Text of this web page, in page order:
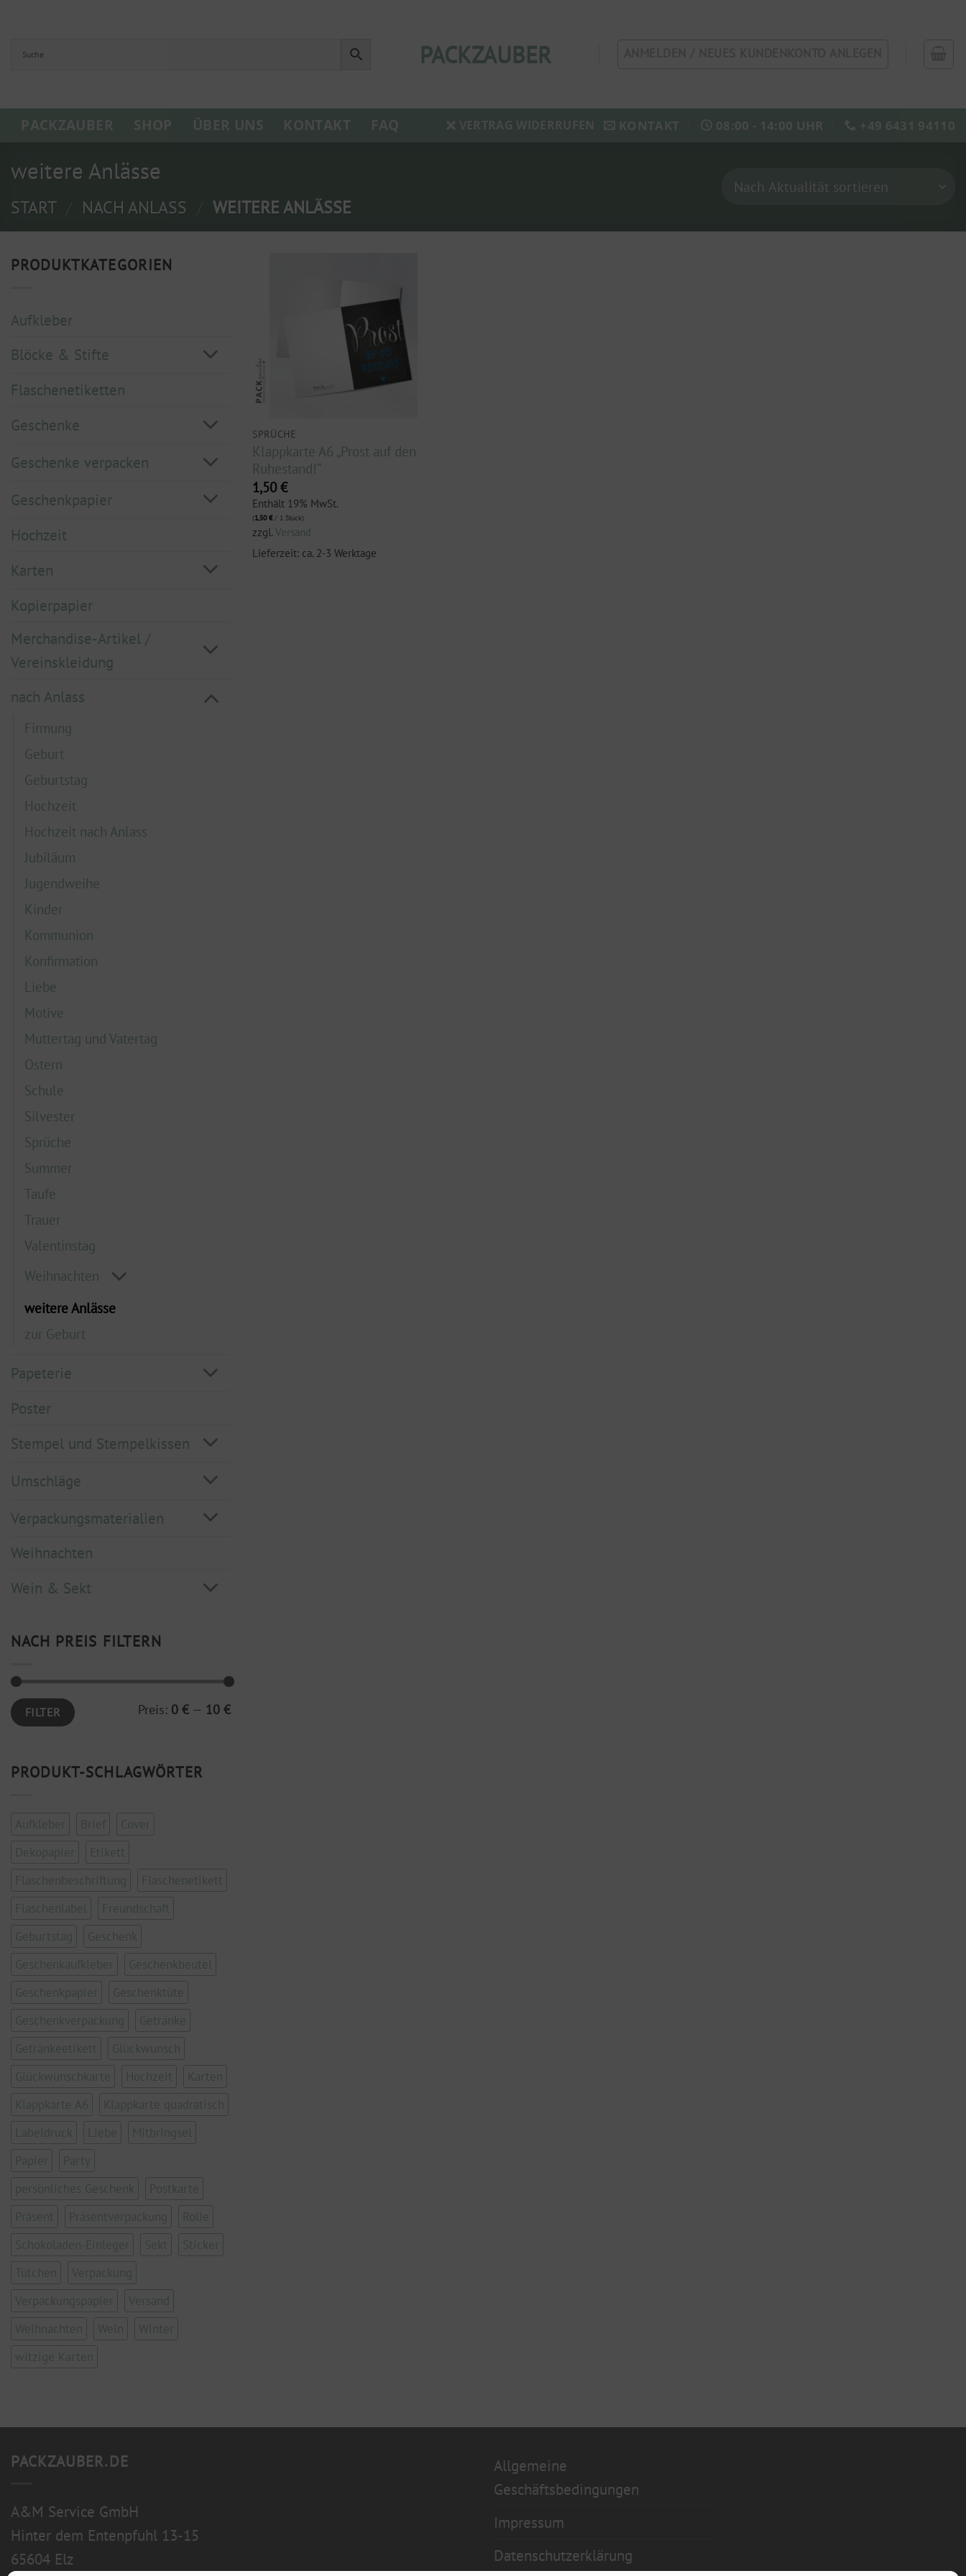
springen
PACKZAUBER
PACKZAUBER SHOP ÜBER UNS KONTAKT FAQ VERTRAG WIDERRUFEN KONTAKT 08:00 - 14:00 UHR +49 6431 94110
weitere Anlässe
START NACH ANLASS WEITERE ANLÄSSE
PRODUKTKATEGORIEN
Aufkleber
Blöcke & Stifte
Flaschenetiketten
Geschenke
Geschenke verpacken
Geschenkpapier
Hochzeit
Karten
Kopierpapier
Merchandise-Artikel /
Vereinskleidung
nach Anlass
Firmung
Geburt
Geburtstag
Hochzeit
Hochzeit nach Anlass
Jubiläum
Jugendweihe
Kinder
Kommunion
Konfirmation
Liebe
Motive
Muttertag und Vatertag
Ostern
Schule
Silvester
Sprüche
Summer
Taufe
Trauer
Valentinstag
Weihnachten
weitere Anlässe
zur Geburt
Papeterie
Poster
Stempel und Stempelkissen
Umschläge
Verpackungsmaterialien
Weihnachten
Wein & Sekt
NACH PREIS FILTERN
Min.
Preis
Max.
PreisFILTER Preis: 0 € — 10 €
PRODUKT-SCHLAGWÖRTER
Aufkleber Brief
Cover
Dekopapier
Etikett
Flaschenbeschriftung
Flaschenetikett
Flaschenlabel
Freundschaft
Geburtstag
Geschenk
Geschenkaufkleber
Geschenkbeutel
Geschenkpapier
Geschenktüte
Geschenkverpackung
Getränke
Getränkeetikett
Glückwunsch
Glückwunschkarte
Hochzeit
Karten
Klappkarte A6
Klappkarte quadratisch
Labeldruck
Liebe
Mitbringsel
Papier
Party
persönliches Geschenk
Postkarte
Präsent
Präsentverpackung
Rolle
Schokoladen-Einleger
Sekt
Sticker
Tütchen
Verpackung
Verpackungspapier
Versand
Weihnachten
Wein
Winter
witzige Karten
SPRÜCHE
Klappkarte A6 „Prost auf den
Ruhestand!“
1,50 €
Enthält 19% MwSt.
(1,50€/ 1 Stück)
zzgl. Versand
Lieferzeit: ca. 2-3 Werktage
PACKZAUBER.DE
A&M Service GmbH
Hinter dem Entenpfuhl 13-15
65604 Elz
Allgemeine
Geschäftsbedingungen
Impressum
Datenschutzerklärung